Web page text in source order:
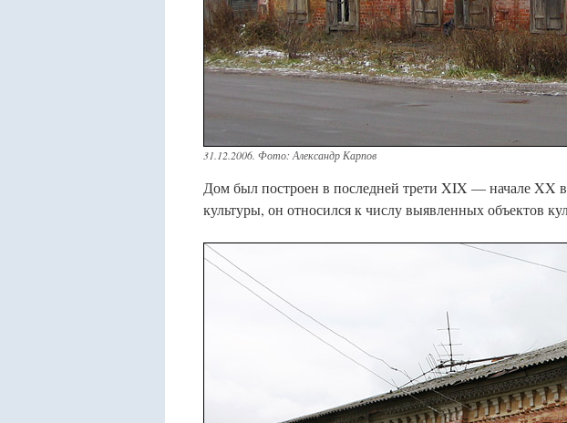
31.12.2006. Фото: Александр Карпов
Дом был построен в последней трети XIX — начале XX
культуры, он относился к числу выявленных объектов